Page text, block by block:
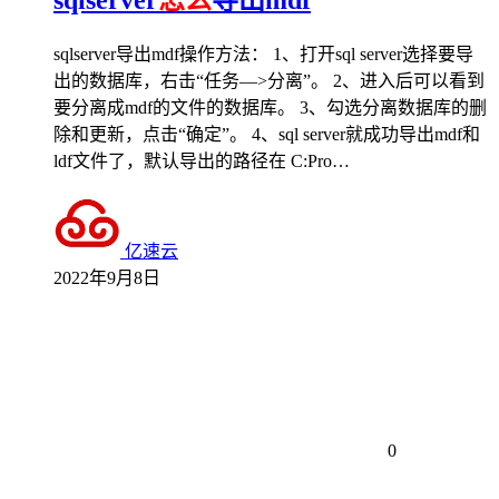
sqlserver导出mdf操作方法： 1、打开sql server选择要导
出的数据库，右击“任务—>分离”。 2、进入后可以看到
要分离成mdf的文件的数据库。 3、勾选分离数据库的删
除和更新，点击“确定”。 4、sql server就成功导出mdf和
ldf文件了，默认导出的路径在 C:Pro…
亿速云
2022年9月8日
0